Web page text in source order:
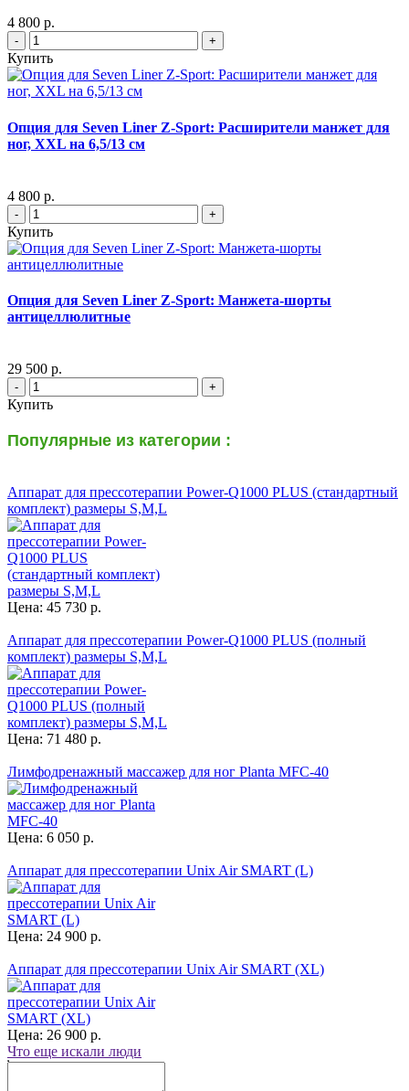
4 800 р.
- +
Купить
Опция для Seven Liner Z-Sport: Расширители манжет для
ног, XXL на 6,5/13 см
4 800 р.
- +
Купить
Опция для Seven Liner Z-Sport: Манжета-шорты
антицеллюлитные
29 500 р.
- +
Купить
Популярные из категории :
Аппарат для прессотерапии Power-Q1000 PLUS (стандартный
комплект) размеры S,M,L
Цена: 45 730 р.
Аппарат для прессотерапии Power-Q1000 PLUS (полный
комплект) размеры S,M,L
Цена: 71 480 р.
Лимфодренажный массажер для ног Planta MFC-40
Цена: 6 050 р.
Аппарат для прессотерапии Unix Air SMART (L)
Цена: 24 900 р.
Аппарат для прессотерапии Unix Air SMART (XL)
Цена: 26 900 р.
Что еще искали люди